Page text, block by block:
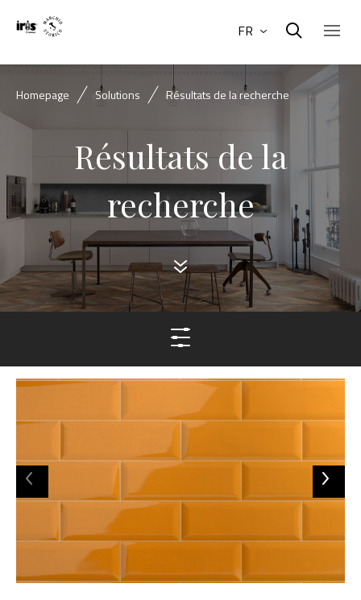
FR
Homepage Solutions Résultats de la recherche
Résultats de la
recherche